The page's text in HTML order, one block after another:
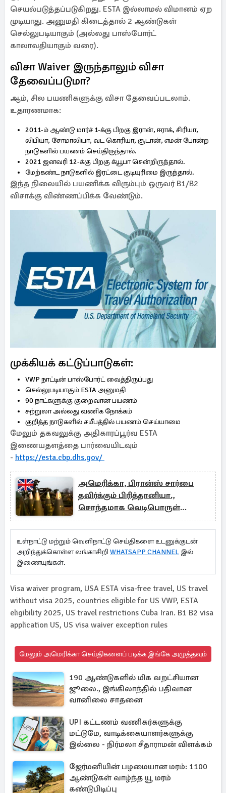
செயல்படுத்தப்படுகிறது. ESTA இல்லாமல் விமானம் ஏற
முடியாது. அனுமதி கிடைத்தால் 2 ஆண்டுகள்
செல்லுபடியாகும் (அல்லது பாஸ்போர்ட்
காலாவதியாகும் வரை).
விசா Waiver இருந்தாலும் விசா
தேவைப்படுமா?
ஆம், சில பயணிகளுக்கு விசா தேவைப்படலாம்.
உதாரணமாக:
2011-ம் ஆண்டு மார்ச் 1-க்கு பிறகு இரான், ஈராக், சிரியா,
லிபியா, சோமாலியா, வட கொரியா, சூடான், எமன் போன்ற
நாடுகளில் பயணம் செய்திருந்தால்.
2021 ஜனவரி 12-க்கு பிறகு க்யூபா சென்றிருந்தால்.
மேற்கண்ட நாடுகளில் இரட்டை குடியுரிமை இருந்தால்.
இந்த நிலையில் பயணிக்க விரும்பும் ஒருவர் B1/B2
விசாக்கு விண்ணப்பிக்க வேண்டும்.
முக்கியக் கட்டுப்பாடுகள்:
VWP நாட்டின் பாஸ்போர்ட் வைத்திருப்பது
செல்லுபடியாகும் ESTA அனுமதி
90 நாட்களுக்கு குறைவான பயணம்
சுற்றுலா அல்லது வணிக நோக்கம்
குறித்த நாடுகளில் சமீபத்தில் பயணம் செய்யாமை
மேலும் தகவலுக்கு அதிகாரப்பூர்வ ESTA
இணையதளத்தை பார்வையிடவும்
- https://esta.cbp.dhs.gov/
அமெரிக்கா, பிரான்ஸ் சார்பை
தவிர்க்கும் பிரித்தானியா.,
சொந்தமாக வெடிபொருள்
உற்பத்தி
உள்நாட்டு மற்றும் வெளிநாட்டு செய்திகளை உடனுக்குடன்
அறிந்துக்கொள்ள லங்காசிறி WHATSAPP CHANNEL இல்
இணையுங்கள்.
Visa waiver program, USA ESTA visa-free travel, US travel
without visa 2025, countries eligible for US VWP, ESTA
eligibility 2025, US travel restrictions Cuba Iran. B1 B2 visa
application US, US visa waiver exception rules
மேலும் அமெரிக்கா செய்திகளைப் படிக்க இங்கே அழுத்தவும்
190 ஆண்டுகளில் மிக வறட்சியான
ஜூலை., இங்கிலாந்தில் பதிவான
வானிலை சாதனை
UPI கட்டணம் வணிகர்களுக்கு
மட்டுமே, வாடிக்கையாளர்களுக்கு
இல்லை - நிர்மலா சீதாராமன் விளக்கம்
ஜேர்மனியின் பழமையான மரம்: 1100
ஆண்டுகள் வாழ்ந்த யூ மரம்
கண்டுபிடிப்பு